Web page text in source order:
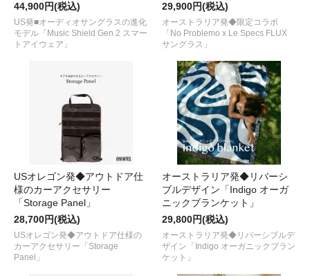
44,900円(税込)
US発■オーディオサングラスの進化
モデル「Music Shield Gen 2 スマー
トアイウェア」
29,900円(税込)
オーストラリア発◆限定コラボ
「No Problemo x Le Specs FLUX
サングラス」
USオレゴン発◆アウトドア仕
様のカーアクセサリー
「Storage Panel」
28,700円(税込)
USオレゴン発◆アウトドア仕様の
カーアクセサリー「Storage
Panel」
オーストラリア発◆リバーシ
ブルデザイン「Indigo オーガ
ニックブランケット」
29,800円(税込)
オーストラリア発◆リバーシブルデ
ザイン「Indigo オーガニックブラン
ケット」